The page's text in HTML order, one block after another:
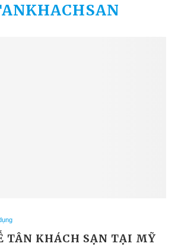
TÂN KHÁCH SẠN TẠI MỸ